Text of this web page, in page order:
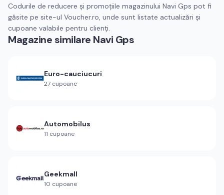
Codurile de reducere și promoțiile magazinului Navi Gps pot fi
găsite pe site-ul Voucher.ro, unde sunt listate actualizări și
cupoane valabile pentru clienți.
Magazine similare Navi Gps
Euro-cauciucuri
27 cupoane
Automobilus
11 cupoane
Geekmall
10 cupoane